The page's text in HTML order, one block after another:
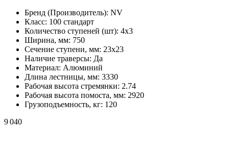
Бренд (Производитель): NV
Класс: 100 стандарт
Количество ступеней (шт): 4х3
Ширина, мм: 750
Сечение ступени, мм: 23х23
Наличие траверсы: Да
Материал: Алюминий
Длина лестницы, мм: 3330
Рабочая высота стремянки: 2.74
Рабочая высота помоста, мм: 2920
Грузоподъемность, кг: 120
9 040